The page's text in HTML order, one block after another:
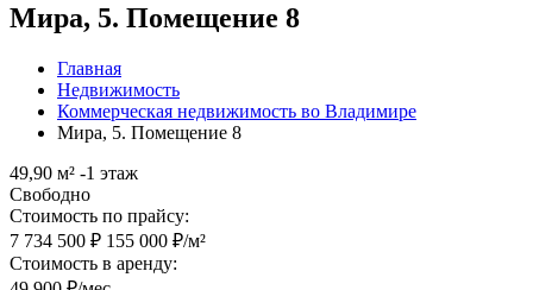
Мира, 5. Помещение 8
Главная
Недвижимость
Коммерческая недвижимость во Владимире
Мира, 5. Помещение 8
49,90 м² -1 этаж
Свободно
Стоимость по прайсу:
7 734 500 ₽ 155 000 ₽/м²
Стоимость в аренду: